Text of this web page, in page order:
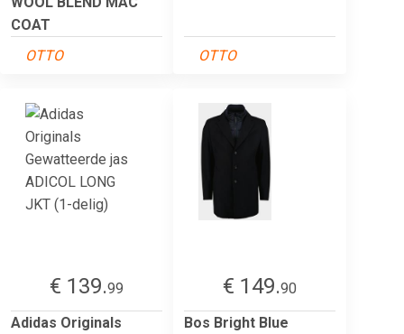
COAT
OTTO
OTTO
€ 139.99
Adidas Originals
€ 149.90
Bos Bright Blue